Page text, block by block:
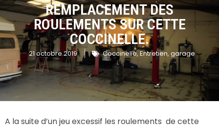
REMPLACEMENT DES
ROULEMENTS SUR CETTE
COCCINELLE.
21 octobre 2019 Coccinelle, Entretien, garage
A la suite d’un jeu excessif les roulements de cette